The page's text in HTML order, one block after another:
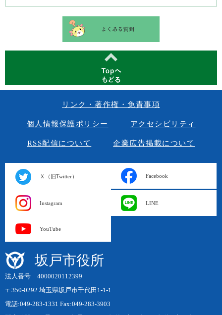
リンク・著作権・免責事項
個人情報保護ポリシー アクセシビリティ
RSS配信について 企業広告掲載について
Ｘ（旧Twitter） Facebook
Instagram LINE
YouTube
坂戸市役所
法人番号 4000020112399
〒350-0292 埼玉県坂戸市千代田1-1-1
電話:049-283-1331 Fax:049-283-3903